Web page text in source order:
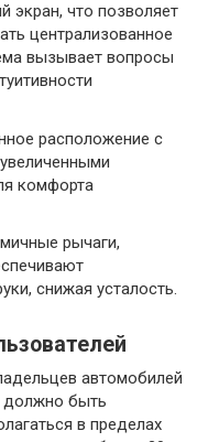
экран, что позволяет
централизованное
вызывает вопросы
расположение с
комфорта
рычаги,
снижая усталость.
автомобилей
должно быть
в пределах